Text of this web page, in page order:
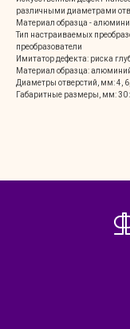
различными диаметрами
Материал образца -
Тип настраиваемых
преобразователи
Имитатор дефекта: риска
Материал образца:
Диаметры отверстий, мм: 4,
Габаритные размеры, мм: 30